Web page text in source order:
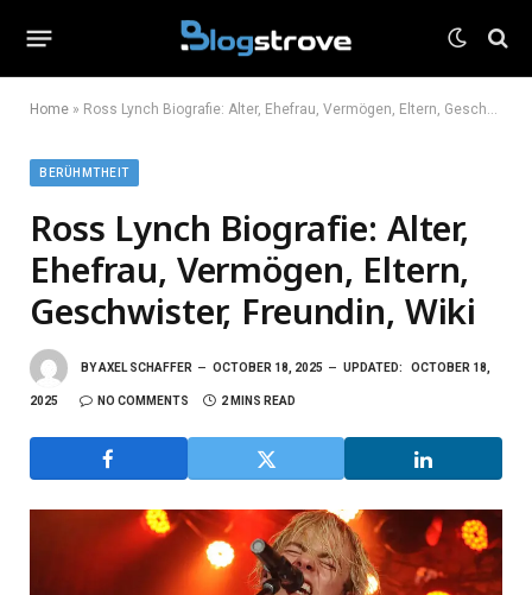
Home » Ross Lynch Biografie: Alter, Ehefrau, Vermögen, Eltern, Geschwister, Freundin, Wiki
BERÜHMTHEIT
Ross Lynch Biografie: Alter,
Ehefrau, Vermögen, Eltern,
Geschwister, Freundin, Wiki
BYAXEL SCHAFFER OCTOBER 18, 2025 UPDATED: OCTOBER 18,
2025 NO COMMENTS 2 MINS READ